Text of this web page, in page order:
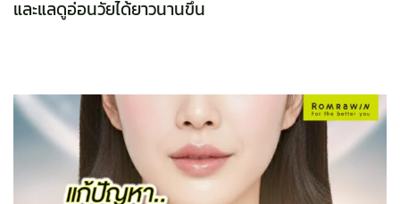
และแลดูอ่อนวัยได้ยาวนานขึ้น